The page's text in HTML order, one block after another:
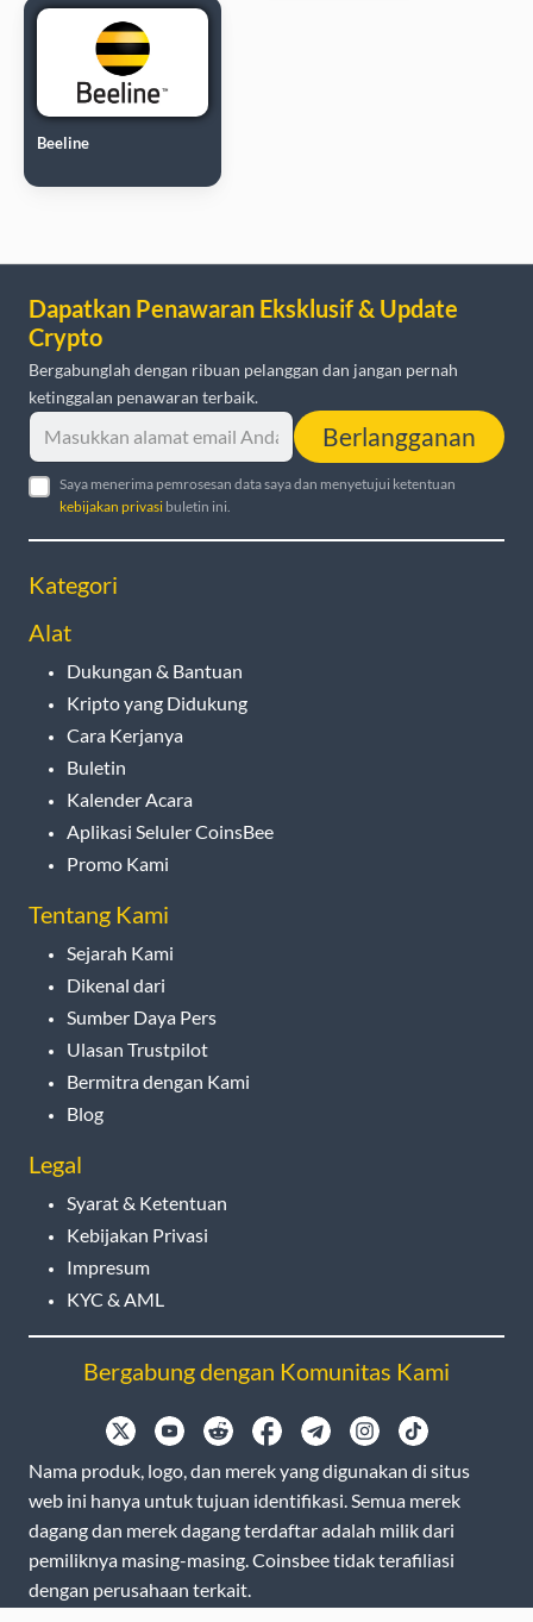
Beeline
Dapatkan Penawaran Eksklusif & Update
Crypto
Bergabunglah dengan ribuan pelanggan dan jangan pernah
ketinggalan penawaran terbaik.
Berlangganan
Saya menerima pemrosesan data saya dan menyetujui ketentuan
kebijakan privasi buletin ini.
Kategori
Alat
Dukungan & Bantuan
Kripto yang Didukung
Cara Kerjanya
Buletin
Kalender Acara
Aplikasi Seluler CoinsBee
Promo Kami
Tentang Kami
Sejarah Kami
Dikenal dari
Sumber Daya Pers
Ulasan Trustpilot
Bermitra dengan Kami
Blog
Legal
Syarat & Ketentuan
Kebijakan Privasi
Impresum
KYC & AML
Bergabung dengan Komunitas Kami
Nama produk, logo, dan merek yang digunakan di situs
web ini hanya untuk tujuan identifikasi. Semua merek
dagang dan merek dagang terdaftar adalah milik dari
pemiliknya masing-masing. Coinsbee tidak terafiliasi
dengan perusahaan terkait.